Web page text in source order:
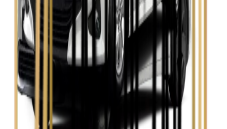
Zobacz
Toyota Avensis
Zobacz
Toyota Camry
Zobacz
Toyota Corolla